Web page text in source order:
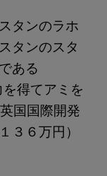
タンのラホ
タンのスタ
ある
を得てアミを
国国際開発
３６万円）